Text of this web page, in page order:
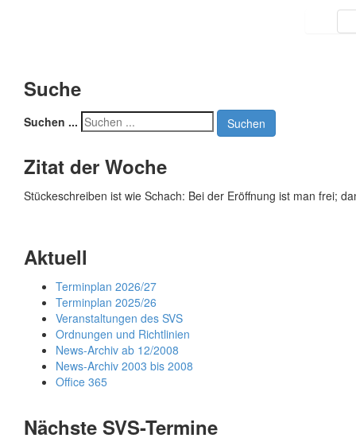
Suche
Suchen ... Suchen
Zitat der Woche
Stückeschreiben ist wie Schach: Bei der Eröffnung ist man frei;
Aktuell
Terminplan 2026/27
Terminplan 2025/26
Veranstaltungen des SVS
Ordnungen und Richtlinien
News-Archiv ab 12/2008
News-Archiv 2003 bis 2008
Office 365
Nächste SVS-Termine